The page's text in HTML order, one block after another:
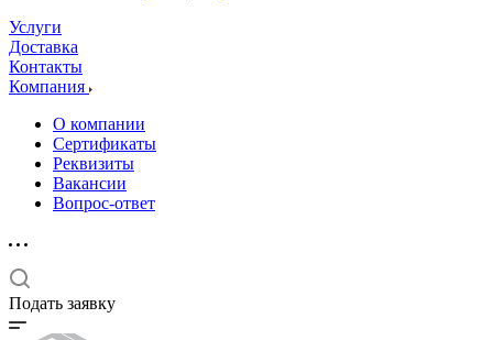
Услуги
Доставка
Контакты
Компания
О компании
Сертификаты
Реквизиты
Вакансии
Вопрос-ответ
Подать заявку